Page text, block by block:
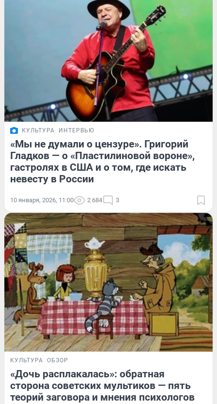
КУЛЬТУРА ИНТЕРВЬЮ
«Мы не думали о цензуре». Григорий
Гладков — о «Пластилиновой вороне»,
гастролях в США и о том, где искать
невесту в России
10 января, 2026, 11:00 2 684 3
КУЛЬТУРА ОБЗОР
«Дочь расплакалась»: обратная
сторона советских мультиков — пять
теорий заговора и мнения психологов